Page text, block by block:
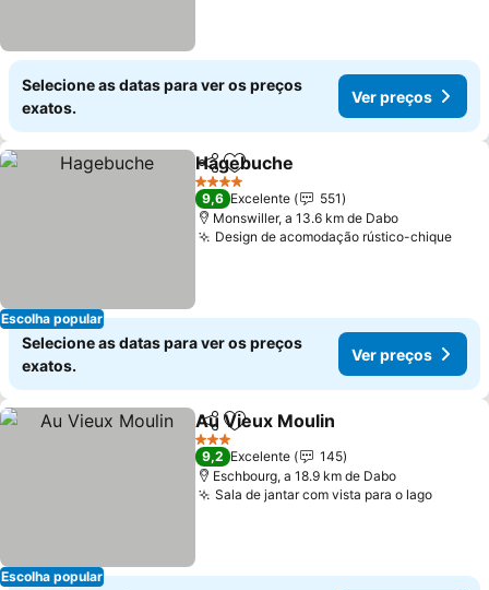
Selecione as datas para ver os preços
exatos.
Ver preços
Escolha popular
PartilharAdicionar aos favoritos
Hagebuche
4 Estrelas
9,6 Excelente
551
Monswiller, a 13.6 km de Dabo
Design de acomodação rústico-chique
Selecione as datas para ver os preços
exatos.
Ver preços
Escolha popular
PartilharAdicionar aos favoritos
Au Vieux Moulin
3 Estrelas
9,2 Excelente
145
Eschbourg, a 18.9 km de Dabo
Sala de jantar com vista para o lago